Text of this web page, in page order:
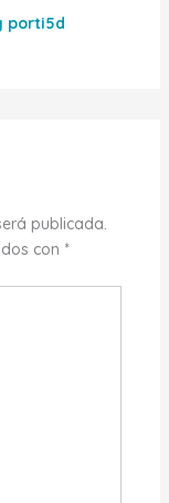
porti5d
publicada.
con *